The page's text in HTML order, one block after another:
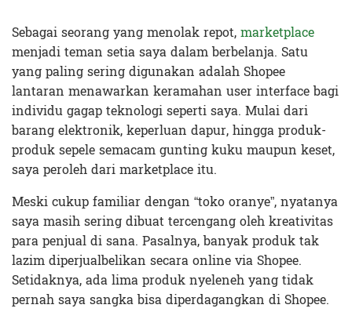
Sebagai seorang yang menolak repot,marketplace
menjadi teman setia saya dalam berbelanja. Satu
yang paling sering digunakan adalah Shopee
lantaran menawarkan keramahan user interface bagi
individu gagap teknologi seperti saya. Mulai dari
barang elektronik, keperluan dapur, hingga produk-
produk sepele semacam gunting kuku maupun keset,
saya peroleh dari marketplace itu.
Meski cukup familiar dengan “toko oranye”, nyatanya
saya masih sering dibuat tercengang oleh kreativitas
para penjual di sana. Pasalnya, banyak produk tak
lazim diperjualbelikan secara online via Shopee.
Setidaknya, ada lima produk nyeleneh yang tidak
pernah saya sangka bisa diperdagangkan di Shopee.